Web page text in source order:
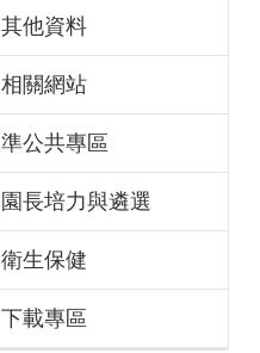
其他資料
相關網站
準公共專區
園長培力與遴選
衛生保健
下載專區